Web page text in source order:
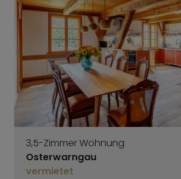
3,5-Zimmer Wohnung
Osterwarngau
vermietet